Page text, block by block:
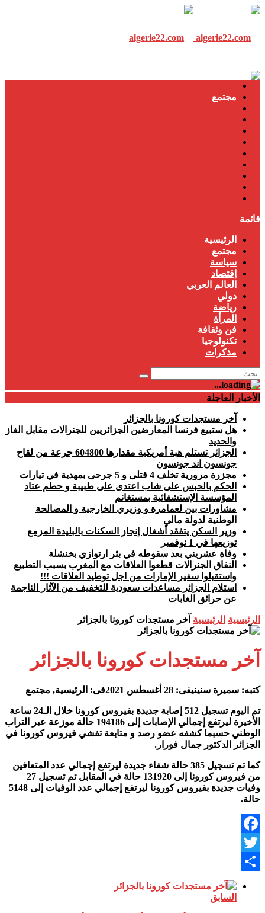
مجتمع
قائمة
الرئيسية
مجتمع
سياسة
إقتصاد
العالم العربي
دولي
رياضة
المرأة
فن وثقافة
تكنولوجيا
مذكرات
الأخبار العاجلة
آخر مستجدات كورونا بالجزائر
هل ستبيع فرنسا المعارضين الجزائريين للجنرالات مقابل الغاز
والحديد
الجزائر تستلم هبة أمريكية مقدارها 604800 جرعة من لقاح
جونسون اند جونسون
مجزرة مرورية تخلف 4 قتلى و 5 جرحى بمهدية في تيارات
الحكم بالحبس على شاب اعتدى على طبيبة و حطم عتاد
المؤسسة الإستشفائية بمستغانم
مشاورات بين لعمامرة و وزيري الخارجية و المصالحة
الوطنية لدولة مالي
وزير السكن يتفقد أشغال إنجاز السكنات بالبليدة المزمع
توزيعها في 1 نوفمبر
وفاة عشريني بعد سقوطه في بئر ارتوازي بخنشلة
النفاق الجنرالات قطعوا العلاقات مع المغرب بسبب التطبيع
واستقبلوا سفير الإمارات من اجل توطيد العلاقات !!!
استلام الجزائر مساعدات سعودية للتخفيف من الآثار الناجمة
عن حرائق الغابات
الرئيسية الرئيسية آخر مستجدات كورونا بالجزائر
آخر مستجدات كورونا بالجزائر
كتبه: سميرة سنينيفى: 28 أغسطس 2021 فى: الرئيسية, مجتمع
تم اليوم تسجيل 512 إصابة جديدة بفيروس كورونا خلال الـ24 ساعة
الأخيرة ليرتفع إجمالي الإصابات إلى 194186 حالة موزعة عبر التراب
الوطني حسبما كشفه عضو رصد و متابعة تفشي فيروس كورونا في
الجزائر الدكتور جمال فورار.
كما تم تسجيل 385 حالة شفاء جديدة ليرتفع إجمالي عدد المتعافين
من فيروس كورونا إلى 131920 حالة في المقابل تم تسجيل 27
وفيات جديدة بفيروس كورونا ليرتفع إجمالي عدد الوفيات إلى 5148
حالة.
Facebook
Twitter
السابق